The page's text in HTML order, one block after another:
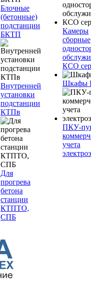
Блочные
(бетонные)
подстанции
БКТП
Внутренней
установки
подстанции
КТПв
Для
прогрева
бетона
станции
КТПТО,
СПБ
Камеры
сборные
КСО
Шкафы
ПКУ-
учета